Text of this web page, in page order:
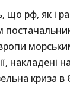
що рф, як і
накладені
криза